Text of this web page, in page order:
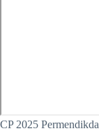
CP 2025